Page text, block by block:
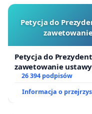
Petycja do
Petycja do
zawetowanie
26 394 podpisów
Informacja o